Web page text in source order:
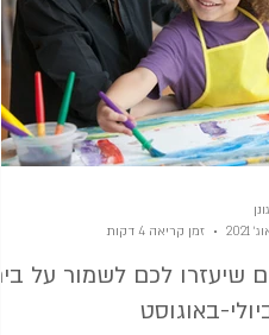
שיעזרו לכם לשמור על בית
באוגוסט
זמן קריאה 4 דקות